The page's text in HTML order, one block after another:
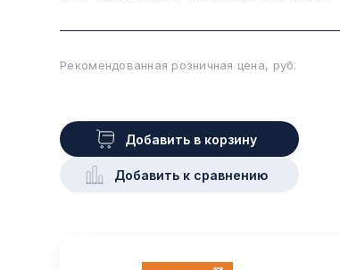
Рекомендованная розничная цена, руб.
Добавить в корзину
Добавить к сравнению